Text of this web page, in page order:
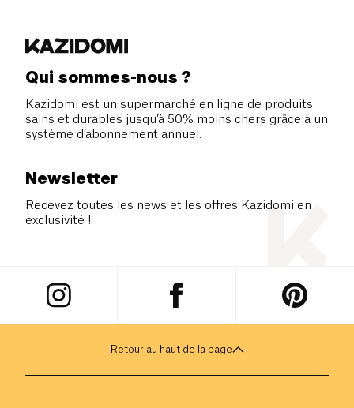
Qui sommes-nous ?
Kazidomi est un supermarché en ligne de produits
sains et durables jusqu’à 50% moins chers grâce à un
système d’abonnement annuel.
Newsletter
Recevez toutes les news et les offres Kazidomi en
exclusivité !
Retour au haut de la page